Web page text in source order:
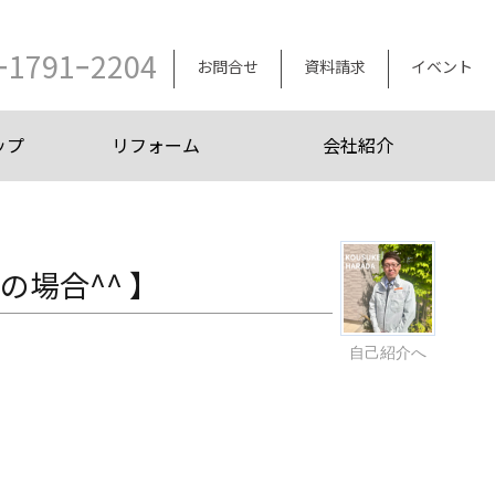
ｰ2204 お問合せ 資料請求 イベント
プ リフォーム 会社紹介
自己紹介へ
場合^^ 】